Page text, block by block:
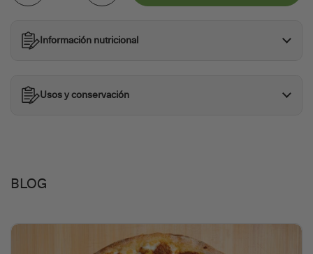
Información nutricional
Usos y conservación
BLOG